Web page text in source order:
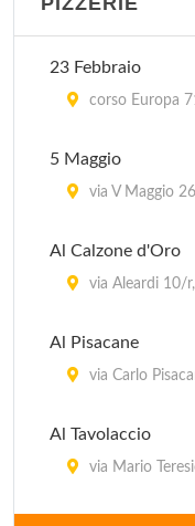
Antica Osteria
Antica Osteria di
Archivolto
Bedin
23 Febbraio
corso Europa
5 Maggio
via V Maggio
Al Calzone d'Oro
via Aleardi 10/
Al Pisacane
via Carlo
Al Tavolaccio
via Mario